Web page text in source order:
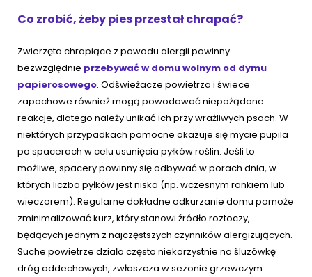
Co zrobić, żeby pies przestał chrapać?
Zwierzęta chrapiące z powodu alergii powinny
bezwzględnie przebywać w domu wolnym od dymu
papierosowego. Odświeżacze powietrza i świece
zapachowe również mogą powodować niepożądane
reakcje, dlatego należy unikać ich przy wrażliwych psach. W
niektórych przypadkach pomocne okazuje się mycie pupila
po spacerach w celu usunięcia pyłków roślin. Jeśli to
możliwe, spacery powinny się odbywać w porach dnia, w
których liczba pyłków jest niska (np. wczesnym rankiem lub
wieczorem). Regularne dokładne odkurzanie domu pomoże
zminimalizować kurz, który stanowi źródło roztoczy,
będących jednym z najczęstszych czynników alergizujących.
Suche powietrze działa często niekorzystnie na śluzówkę
dróg oddechowych, zwłaszcza w sezonie grzewczym.